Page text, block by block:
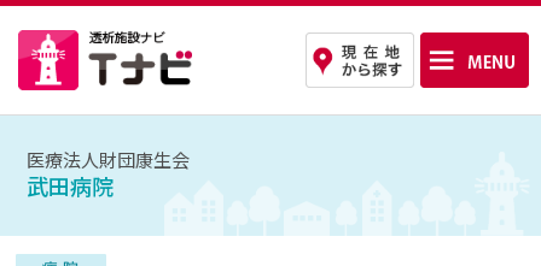
医療法人財団康生会
武田病院